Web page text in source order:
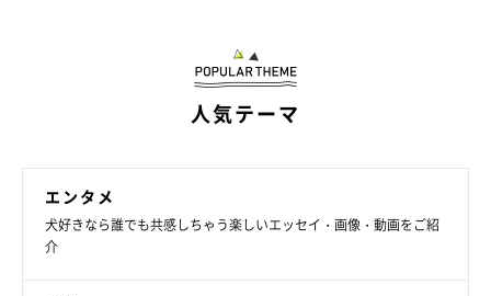
人気テーマ
エンタメ
犬好きなら誰でも共感しちゃう楽しいエッセイ・画像・動画をご紹
介